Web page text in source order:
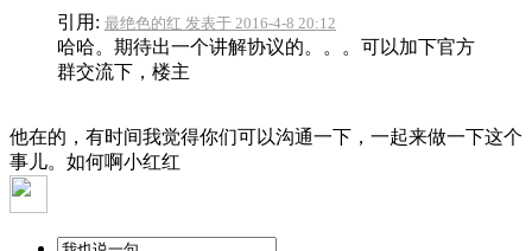
引用: 最绝色的红 发表于 2016-4-8 20:12
哈哈。期待出一个讲解协议的。。。可以加下官方
群交流下，楼主
他在的，有时间我觉得你们可以沟通一下，一起来做一下这个
事儿。如何啊小红红